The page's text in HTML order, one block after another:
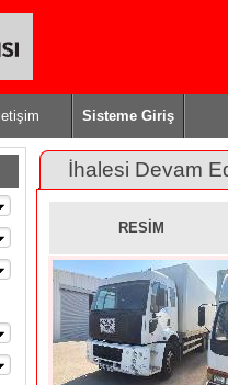
İletişim Sisteme Giriş
İhalesi Devam
RESİM